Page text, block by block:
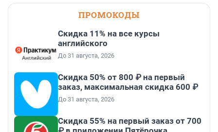
ПРОМОКОДЫ
Скидка 11% на все курсы
английского
До 31 августа, 2026
Скидка 50% от 800 ₽ на первый
заказ, максимальная скидка 600 ₽
До 31 августа, 2026
Скидка 55% на первый заказ от 700